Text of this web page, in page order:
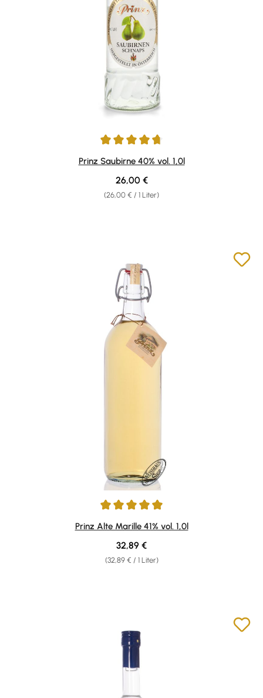
Durchschnittliche Bewertung von 4.78 von 5 Sternen
Prinz Saubirne 40% vol. 1,0l
(26,00 € / 1 Liter)
Regulärer Preis:
26,00 €
Durchschnittliche Bewertung von 4.96 von 5 Sternen
Prinz Alte Marille 41% vol. 1,0l
(32,89 € / 1 Liter)
Regulärer Preis:
32,89 €